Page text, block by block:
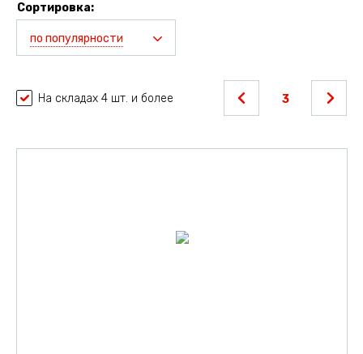
Сортировка:
по популярности
На складах 4 шт. и более 3